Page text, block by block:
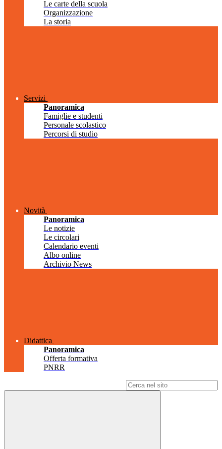
Le carte della scuola
Organizzazione
La storia
Servizi
Panoramica
Famiglie e studenti
Personale scolastico
Percorsi di studio
Novità
Panoramica
Le notizie
Le circolari
Calendario eventi
Albo online
Archivio News
Didattica
Panoramica
Offerta formativa
PNRR